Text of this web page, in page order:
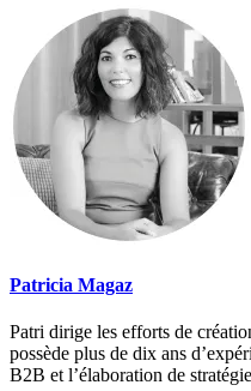
Patricia Magaz
Patri dirige les efforts de
possède plus de dix ans
B2B et l’élaboration de